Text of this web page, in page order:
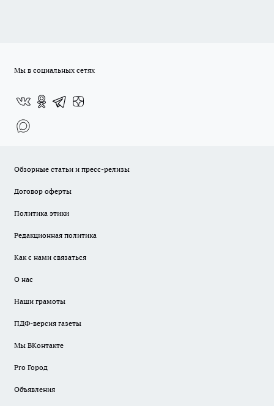
Мы в социальных сетях
Обзорные статьи и пресс-релизы
Договор оферты
Политика этики
Редакционная политика
Как с нами связаться
О нас
Наши грамоты
ПДФ-версия газеты
Мы ВКонтакте
Pro Город
Объявления